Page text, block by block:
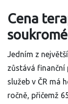
Cena
Jedním z
zůstává
služeb v ČR má
ročně, přičemž